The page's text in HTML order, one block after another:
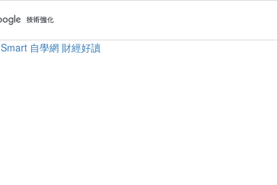
Smart 自學網 財經好讀